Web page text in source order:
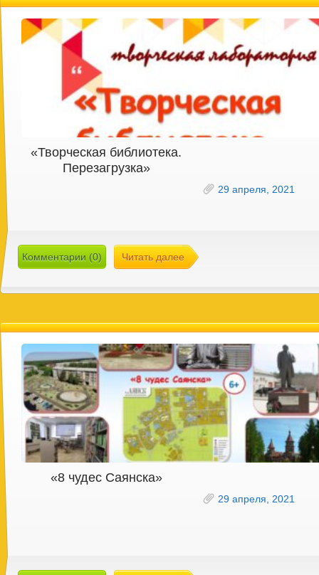
«Творческая библиотека.
Перезагрузка»
29 апреля, 2021
Комментарии (0) Читать далее
«8 чудес Саянска»
29 апреля, 2021